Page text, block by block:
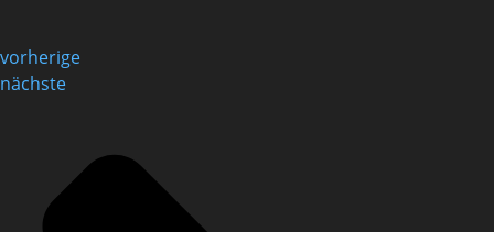
vorherige
nächste